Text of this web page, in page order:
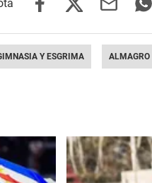
Y ESGRIMA ALMAGRO